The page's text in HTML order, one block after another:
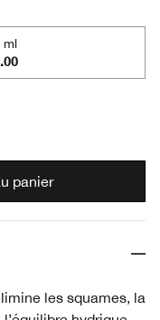
ml
panier
les squames, la